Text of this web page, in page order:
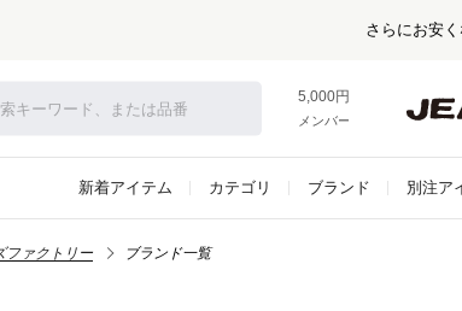
5,000円以上お買い上げ
メンバー登録でお得な情報
新着アイテム カテゴリ ブランド 別注ア
ファクトリー ブランド一覧